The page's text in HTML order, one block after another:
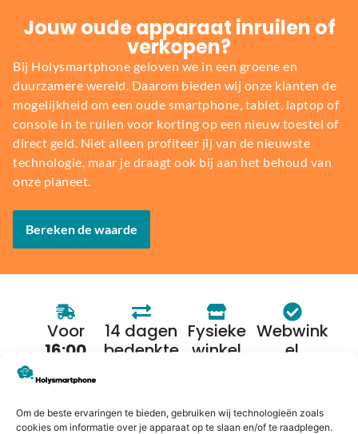
Om de beste ervaringen te bieden, gebruiken wij technologieën zoals
cookies om informatie over je apparaat op te slaan en/of te raadplegen.
Jouw oude apparaat inruilen of
verkopen?
Bij Holysmartphone geloven we in een groene en
duurzamere wereld. Daarom bieden wij onze klanten de
mogelijkheid om een oude smartphone, tablet, laptop of
console in te ruilen voor korting op een nieuw toestel of
direct geld. Niet alleen profiteer jij van de nieuwste
technologie, maar je draagt ook bij aan het behoud van
onze planeet.
Bereken de waarde
Voor
16:00
morgen
in huis*
14 dagen
bedenkte
Fysieke
winkel
Webwink
el